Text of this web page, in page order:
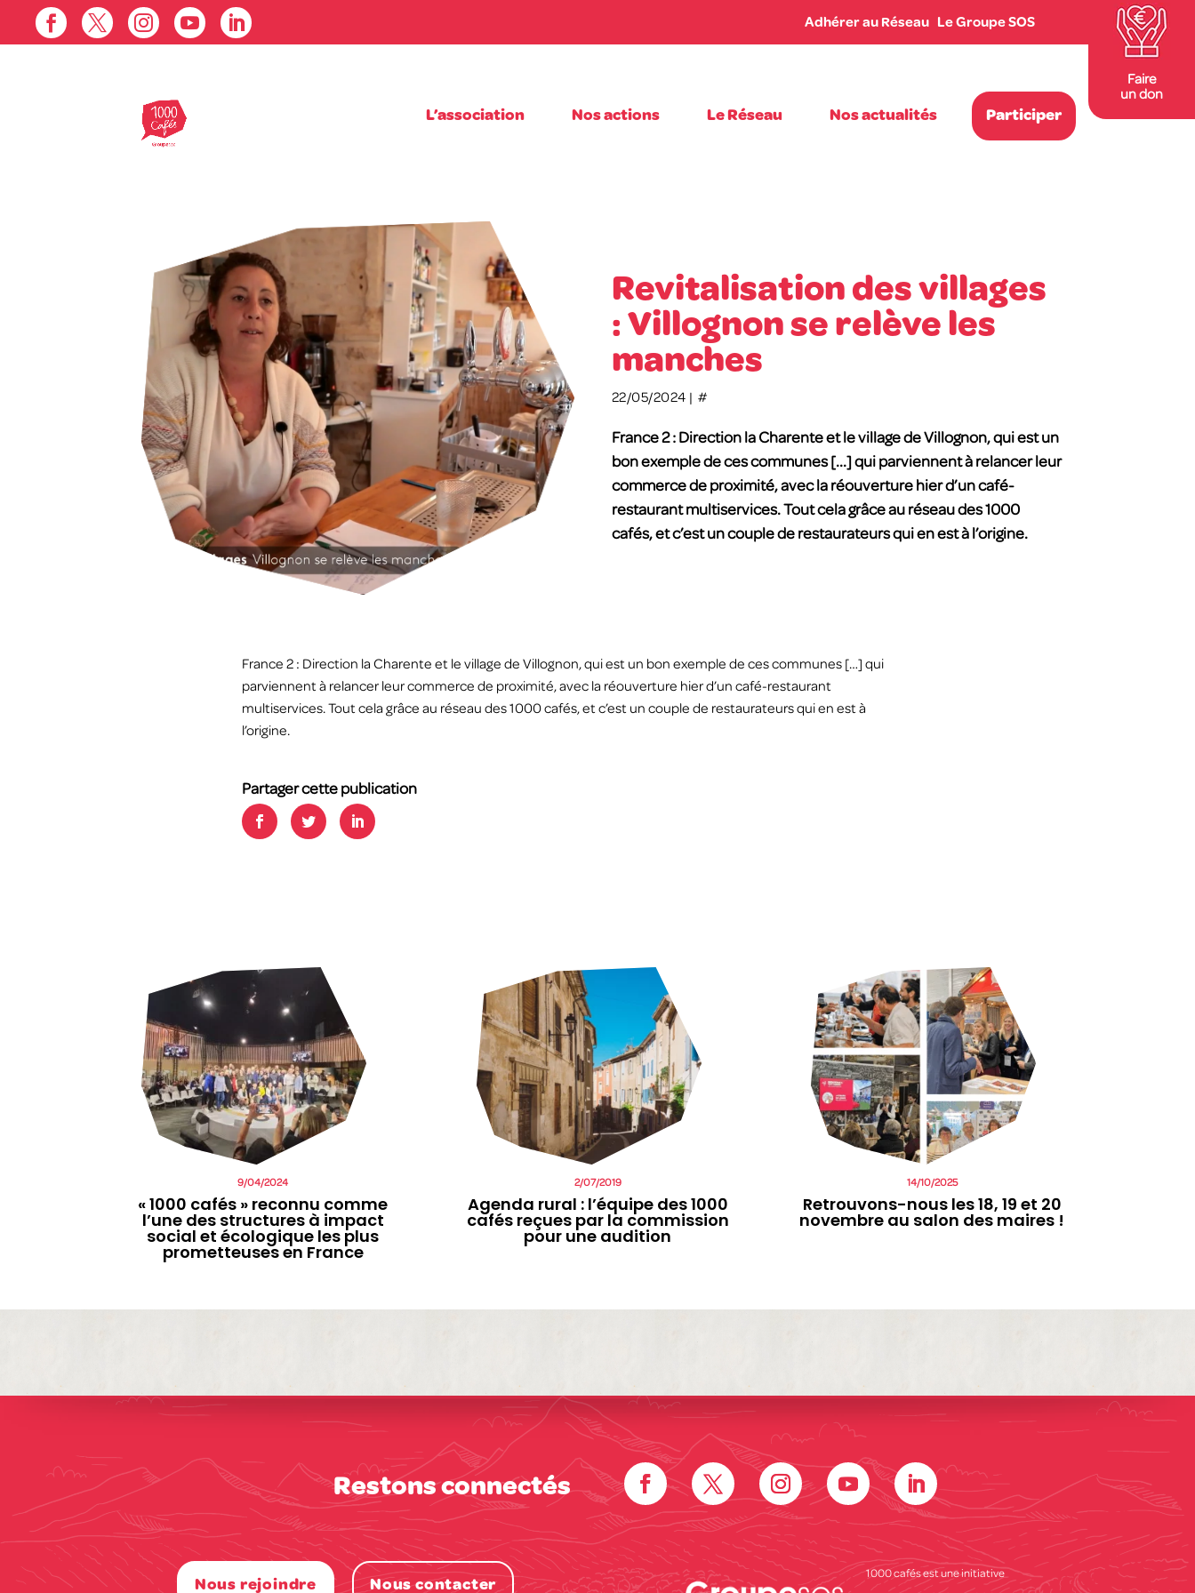
     Adhérer au Réseau Le Groupe SOS
Faire
un don
L’association Nos actions Le Réseau Nos actualités Participer
Revitalisation des villages
: Villognon se relève les
manches
22/05/2024 | #
France 2 : Direction la Charente et le village de Villognon, qui est un
bon exemple de ces communes [...] qui parviennent à relancer leur
commerce de proximité, avec la réouverture hier d’un café-
restaurant multiservices. Tout cela grâce au réseau des 1000
cafés, et c’est un couple de restaurateurs qui en est à l’origine.
France 2 : Direction la Charente et le village de Villognon, qui est un bon exemple de ces communes […] qui
parviennent à relancer leur commerce de proximité, avec la réouverture hier d’un café-restaurant
multiservices. Tout cela grâce au réseau des 1000 cafés, et c’est un couple de restaurateurs qui en est à
l’origine.
« 1000 cafés » reconnu comme
l’une des structures à impact
social et écologique les plus
prometteuses en France
9/04/2024
Agenda rural : l’équipe des 1000
cafés reçues par la commission
pour une audition
2/07/2019
Retrouvons-nous les 18, 19 et 20
novembre au salon des maires !
14/10/2025
Restons connectés
Nous rejoindre Nous contacter
1000 cafés est une initiative